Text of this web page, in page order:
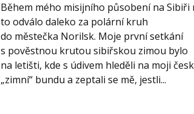
Během mého misijního působení na Sibiři
to odválo daleko za polární kruh
do městečka Norilsk. Moje první setkání
s pověstnou krutou sibiřskou zimou bylo
na letišti, kde s údivem hleděli na moji
„zimní“ bundu a zeptali se mě, jestli...